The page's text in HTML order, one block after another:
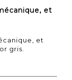
et
et
gris.